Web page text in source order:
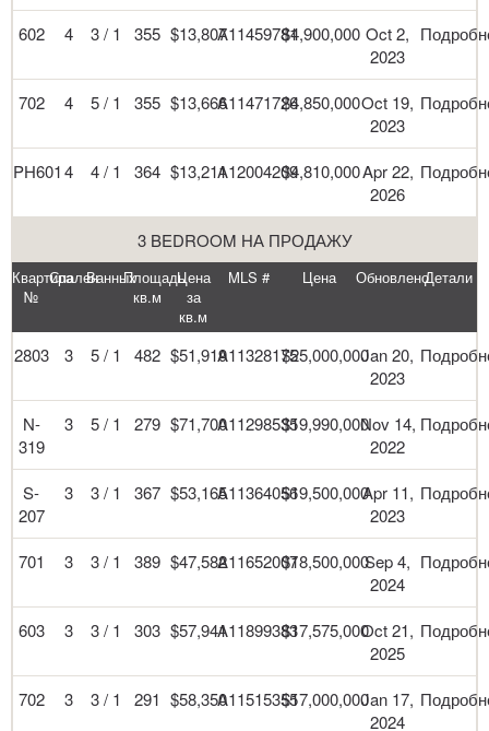
602 4 3 / 1 355 $13,807A11459781$4,900,000 Oct 2,
2023
702 4 5 / 1 355 $13,666A11471726$4,850,000Oct 19,
2023
PH6014 4 / 1 364 $13,211A12004209$4,810,000Apr 22,
2026
3 BEDROOM НА ПРОДАЖУ
Квартира
№
СпаленВанныхПлощадь
кв.м
Цена
за
кв.м
MLS # Цена ОбновленоДетали
2803 3 5 / 1 482 $51,919A11328175$25,000,000Jan 20,
2023
N-
319
3 5 / 1 279 $71,700A11298535$19,990,000Nov 14,
2022
S-
207
3 3 / 1 367 $53,165A11364056$19,500,000Apr 11,
2023
701 3 3 / 1 389 $47,582A11652007$18,500,000Sep 4,
2024
603 3 3 / 1 303 $57,941A11899383$17,575,000Oct 21,
2025
702 3 3 / 1 291 $58,350A11515355$17,000,000Jan 17,
2024